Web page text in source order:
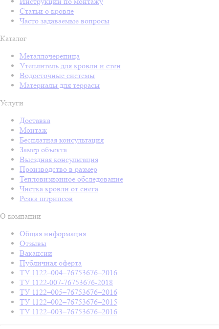
Статьи о кровле
Часто задаваемые вопросы
Каталог
Металлочерепица
Утеплитель для кровли и стен
Водосточные системы
Материалы для террасы
Услуги
Доставка
Монтаж
Бесплатная консультация
Замер объекта
Выездная консультация
Производство в размер
Тепловизионное обследование
Чистка кровли от снега
Резка штрипсов
О компании
Общая информация
Отзывы
Вакансии
Публичная оферта
ТУ 1122–004–76753676–2016
ТУ 1122-007-76753676-2018
ТУ 1122–005–76753676–2016
ТУ 1122–002–76753676–2015
ТУ 1122–003–76753676–2016